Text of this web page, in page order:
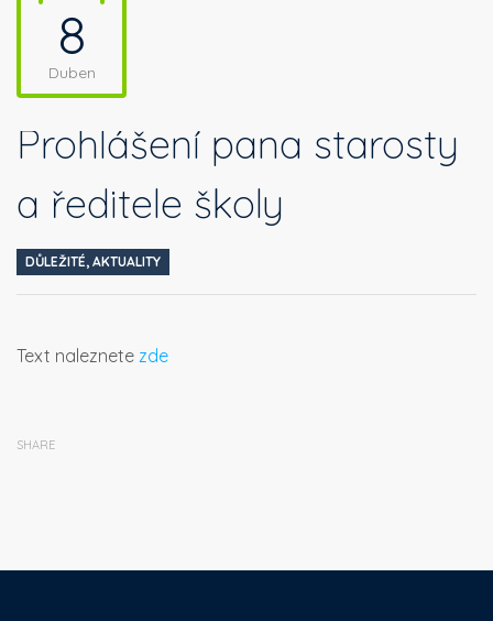
8
Duben
Prohlášení pana starosty
a ředitele školy
DŮLEŽITÉ, AKTUALITY
Text naleznete zde
SHARE